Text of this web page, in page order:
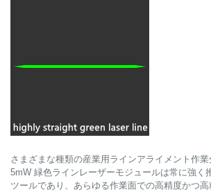
さまざまな種類の産業用ラインアライメント作
5mW 緑色ラインレーザーモジュールは常に強く
ツールであり、あらゆる作業面での高精度かつ